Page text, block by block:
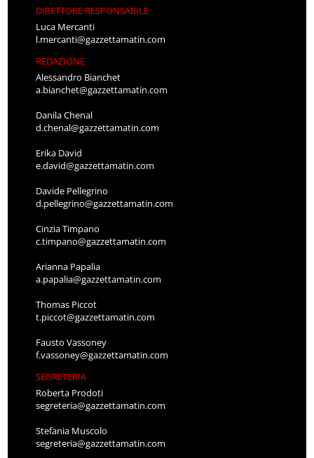
DIRETTORE RESPONSABILE
Luca Mercanti
l.mercanti@gazzettamatin.com
REDAZIONE
Alessandro Bianchet
a.bianchet@gazzettamatin.com
Danila Chenal
d.chenal@gazzettamatin.com
Erika David
e.david@gazzettamatin.com
Davide Pellegrino
d.pellegrino@gazzettamatin.com
Cinzia Timpano
c.timpano@gazzettamatin.com
Arianna Papalia
a.papalia@gazzettamatin.com
Thomas Piccot
t.piccot@gazzettamatin.com
Fausto Vassoney
f.vassoney@gazzettamatin.com
SEGRETERIA
Roberta Prodoti
segreteria@gazzettamatin.com
Stefania Muscolo
segreteria@gazzettamatin.com